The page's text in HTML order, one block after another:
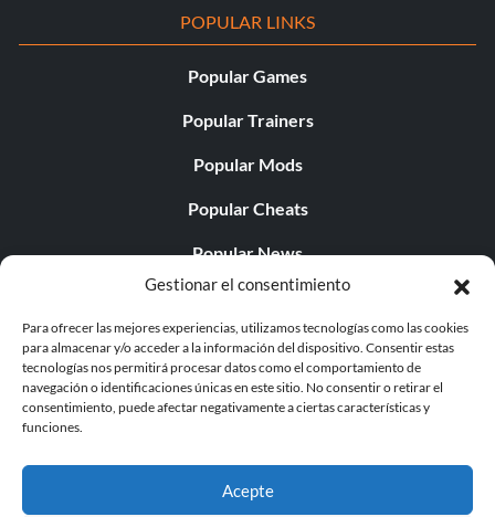
Gestionar el consentimiento
Para ofrecer las mejores experiencias, utilizamos tecnologías como las cookies
para almacenar y/o acceder a la información del dispositivo. Consentir estas
tecnologías nos permitirá procesar datos como el comportamiento de
navegación o identificaciones únicas en este sitio. No consentir o retirar el
consentimiento, puede afectar negativamente a ciertas características y
funciones.
Acepte
POPULAR LINKS
Popular Games
Popular Trainers
Popular Mods
Popular Cheats
Popular News
Popular Editorials
Popular Free Games
LATEST UPDATES